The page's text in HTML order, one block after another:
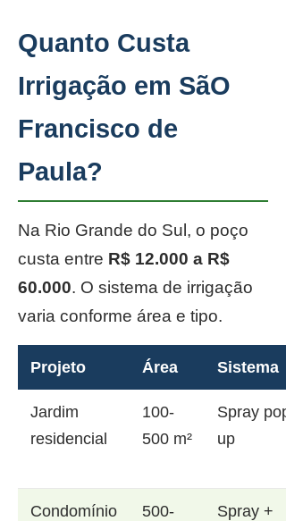
Quanto Custa
Irrigação em SãO
Francisco de
Paula?
Na Rio Grande do Sul, o poço
custa entre R$ 12.000 a R$
60.000. O sistema de irrigação
varia conforme área e tipo.
Projeto Área Sistema
Jardim
residencial
100-
500 m²
Spray pop-
up
Condomínio
500-
Spray +